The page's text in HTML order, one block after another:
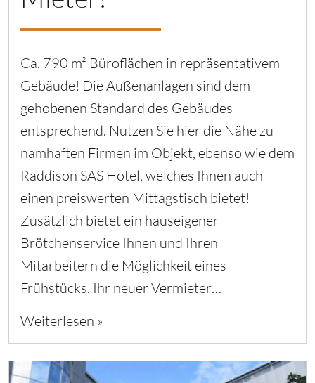
Ca. 790 m² Büroflächen in repräsentativem
Gebäude! Die Außenanlagen sind dem
gehobenen Standard des Gebäudes
entsprechend. Nutzen Sie hier die Nähe zu
namhaften Firmen im Objekt, ebenso wie dem
Raddison SAS Hotel, welches Ihnen auch
einen preiswerten Mittagstisch bietet!
Zusätzlich bietet ein hauseigener
Brötchenservice Ihnen und Ihren
Mitarbeitern die Möglichkeit eines
Frühstücks. Ihr neuer Vermieter…
Weiterlesen »